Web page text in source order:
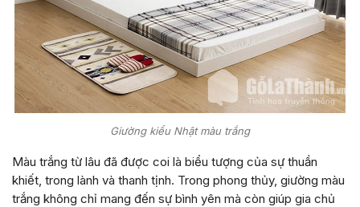
Giường kiểu Nhật màu trắng
Màu trắng từ lâu đã được coi là biểu tượng của sự thuần
khiết, trong lành và thanh tịnh. Trong phong thủy, giường màu
trắng không chỉ mang đến sự bình yên mà còn giúp gia chủ